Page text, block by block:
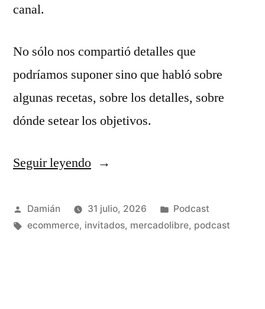
canal.
No sólo nos compartió detalles que
podríamos suponer sino que habló sobre
algunas recetas, sobre los detalles, sobre
dónde setear los objetivos.
Seguir leyendo«S04E03
Vanina
Epelbaum»
Publicado
por
Damián 31 julio, 2026
Publicado
en
Podcast
Etiquetas:
ecommerce, invitados, mercadolibre, podcast